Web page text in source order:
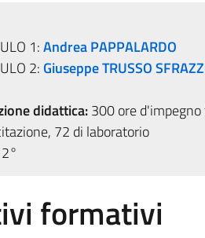
1:Andrea PAPPALARDO
2: Giuseppe TRUSSO
didattica:300 ore d'impegno
72 di laboratorio
formativi